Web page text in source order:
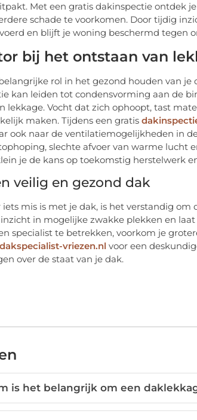
Met een gratis dakinspectie ontdek
schade te voorkomen. Door tijdig
en blijft je woning beschermd tegen
bij het ontstaan van
rol in het gezond houden van
kan leiden tot condensvorming aan de
lekkage. Vocht dat zich ophoopt, tast
maken. Tijdens een gratis
ook naar de ventilatiemogelijkheden in
slechte afvoer van warme lucht
je de kans op toekomstig herstelwerk
veilig en gezond dak
mis is met je dak, is het verstandig om
in mogelijke zwakke plekken en
specialist te betrekken, voorkom je
dakspecialist-vriezen.nl voor een
over de staat van je dak.
is het belangrijk om een